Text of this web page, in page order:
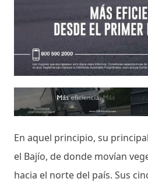
En aquel principio, su
el Bajío, de donde movían
hacia el norte del país. Sus